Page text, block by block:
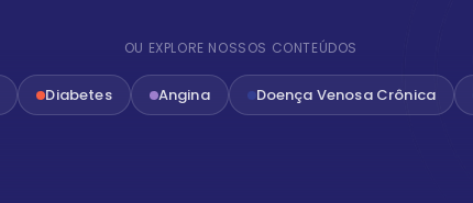
OU EXPLORE NOSSOS CONTEÚDOS
Diabetes Angina Doença Venosa Crônica